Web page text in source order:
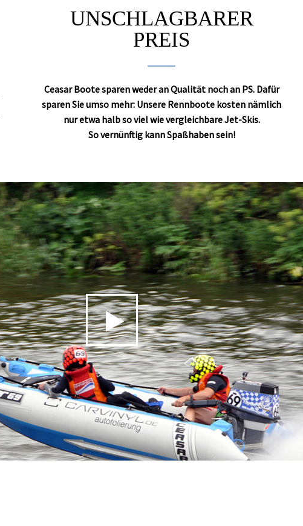
UNSCHLAGBARER
PREIS
Ceasar Boote sparen weder an Qualität noch an PS. Dafür
sparen Sie umso mehr: Unsere Rennboote kosten nämlich
nur etwa halb so viel wie vergleichbare Jet-Skis.
So vernünftig kann Spaßhaben sein!